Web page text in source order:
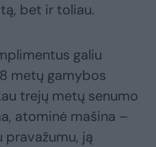
bet ir toliau.
galiu
metų gamybos
trejų metų senumo
atominė mašina –
ją